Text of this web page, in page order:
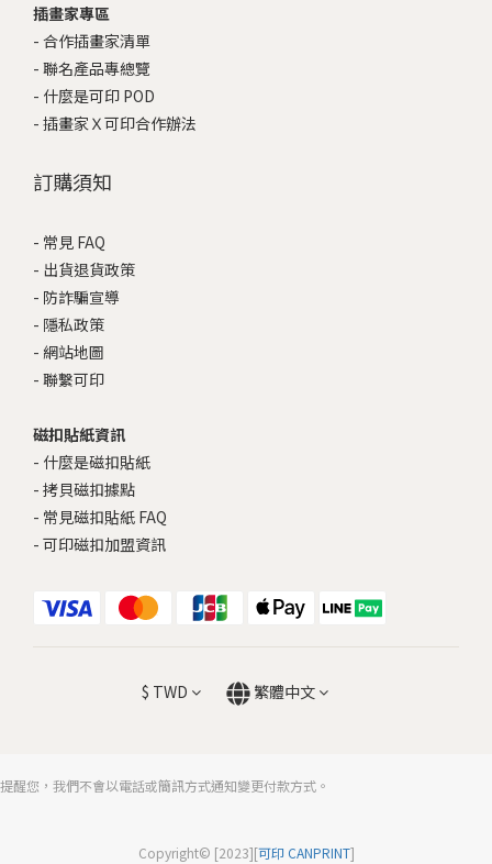
插畫家專區
- 合作插畫家清單
- 聯名產品專總覽
- 什麼是可印 POD
- 插畫家Ｘ可印合作辦法
訂購須知
- 常見 FAQ
- 出貨退貨政策
- 防詐騙宣導
- 隱私政策
- 網站地圖
- 聯繫可印
磁扣貼紙資訊
- 什麼是磁扣貼紙
- 拷貝磁扣據點
- 常見磁扣貼紙 FAQ
- 可印磁扣加盟資訊
$ TWD 繁體中文
提醒您，我們不會以電話或簡訊方式通知變更付款方式。
Copyright© [2023][可印 CANPRINT]